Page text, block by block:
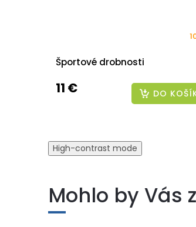
Športové drobnosti
11 € DO
High-contrast mode
Mohlo by Vás